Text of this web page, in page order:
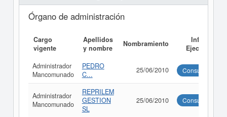
Órgano de administración
Cargo
vigente
Apellidos
y nombre
Nombramiento
Informe
Ejecutivo
Administrador
Mancomunado
PEDRO
C...
25/06/2010 Consultar
Administrador
Mancomunado
REPRILEM
GESTION
SL
25/06/2010 Consultar